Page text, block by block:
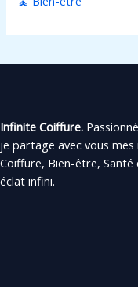
Infinite Coiffure.
je partage avec vous
Coiffure, Bien-être,
éclat infini.